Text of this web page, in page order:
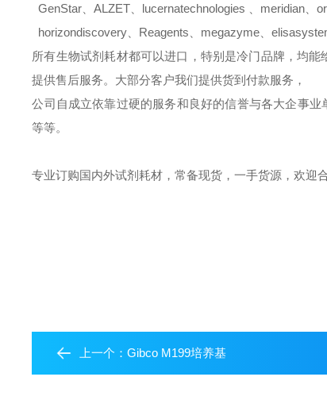
GenStar 、ALZET lucernatechnologies meridian 、
horizondiscovery
Reagents megazyme 、
所有生物试剂耗材都可以进口，特别是冷门品牌，均
提供售后服务。大部分客户我们提供货到付款服务，
公司自成立依靠过硬的服务和良好的信誉与各大企事
等等。
专业订购国内外试剂耗材，常备现货，一手货源，欢迎合
上一个：Gibco M199培养基